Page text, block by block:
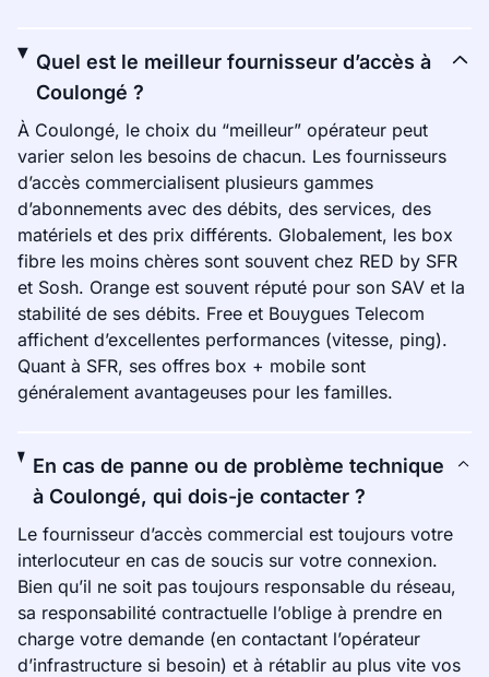
Quel est le meilleur fournisseur d’accès à
Coulongé ?
À Coulongé, le choix du “meilleur” opérateur peut
varier selon les besoins de chacun. Les fournisseurs
d’accès commercialisent plusieurs gammes
d’abonnements avec des débits, des services, des
matériels et des prix différents. Globalement, les box
fibre les moins chères sont souvent chez RED by SFR
et Sosh. Orange est souvent réputé pour son SAV et la
stabilité de ses débits. Free et Bouygues Telecom
affichent d’excellentes performances (vitesse, ping).
Quant à SFR, ses offres box + mobile sont
généralement avantageuses pour les familles.
En cas de panne ou de problème technique
à Coulongé, qui dois-je contacter ?
Le fournisseur d’accès commercial est toujours votre
interlocuteur en cas de soucis sur votre connexion.
Bien qu’il ne soit pas toujours responsable du réseau,
sa responsabilité contractuelle l’oblige à prendre en
charge votre demande (en contactant l’opérateur
d’infrastructure si besoin) et à rétablir au plus vite vos